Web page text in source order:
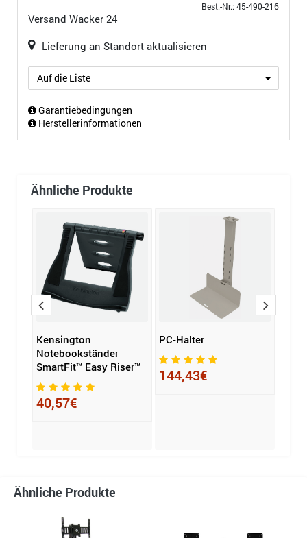
Best.-Nr.: 45-490-216
Versand Wacker 24
Lieferung an Standort aktualisieren
Auf die Liste
Garantiebedingungen
Herstellerinformationen
Ähnliche Produkte
Kensington
Notebookständer
SmartFit™ Easy Riser™
40,57€
PC-Halter
144,43€
Ähnliche Produkte